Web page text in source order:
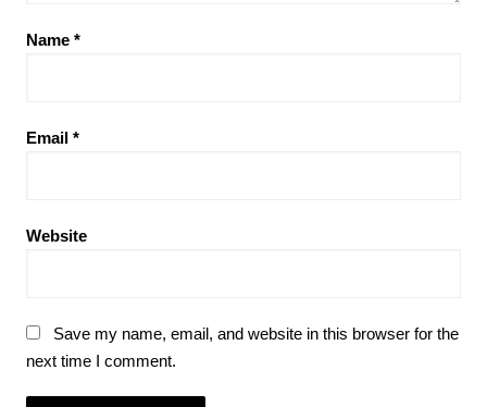
Name *
Email *
Website
Save my name, email, and website in this browser for the
next time I comment.